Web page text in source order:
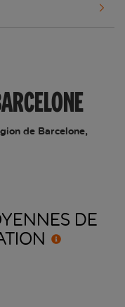
de Barcelone,
DE